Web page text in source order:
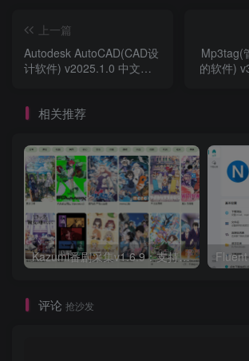
上一篇
Autodesk AutoCAD(CAD设
计软件) v2025.1.0 中文破
Mp3tag(
的软件)
相关推荐
Kazumi番剧采集v1.6.9：支持自定义规则+在线观看+弹幕，跨平台下载
评论 抢沙发